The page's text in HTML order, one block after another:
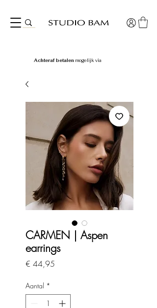
Achteraf betalen mogelijk via
CARMEN | Aspen
earrings
€ 44,95
Aantal *